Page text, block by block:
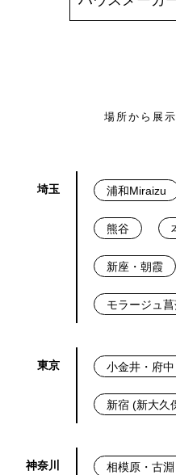
場所から展
埼玉 浦和Miraizu
熊谷
新座・朝霞
モラージュ
東京 小金井・府中
新宿 (新大久
神奈川 相模原・古淵